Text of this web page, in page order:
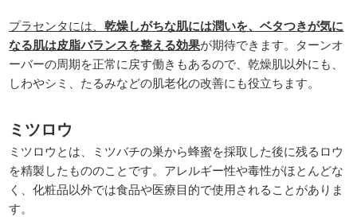
プラセンタには、乾燥しがちな肌には潤いを、ベタつきが気に
なる肌は皮脂バランスを整える効果が期待できます。ターンオ
ーバーの周期を正常に戻す働きもあるので、乾燥肌以外にも、
しわやシミ、たるみなどの肌老化の改善にも役立ちます。
ミツロウ
ミツロウとは、ミツバチの巣から蜂蜜を採取した後に残るロウ
を精製したもののことです。アレルギー性や毒性がほとんどな
く、化粧品以外では食品や医療目的で使用されることがありま
す。